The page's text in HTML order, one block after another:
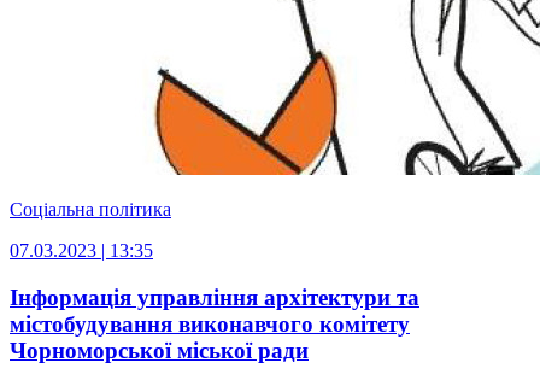
Соціальна політика
07.03.2023 | 13:35
Інформація управління архітектури та
містобудування виконавчого комітету
Чорноморської міської ради